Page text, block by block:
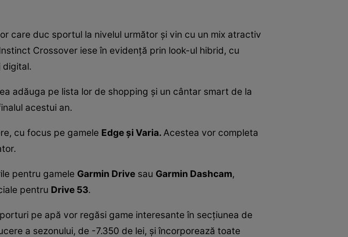
care duc sportul la nivelul următor și vin cu un mix atractiv
Crossover iese în evidență prin look-ul hibrid, cu
digital.
pe lista lor de shopping și un cântar smart de la
acestui an.
cu focus pe gamele Edge și Varia.Acestea vor completa
pentru gamele Garmin Drive sau Garmin Dashcam,
pentru Drive 53.
pe apă vor regăsi game interesante în secțiunea de
a sezonului, de -7.350 de lei, și încorporează toate